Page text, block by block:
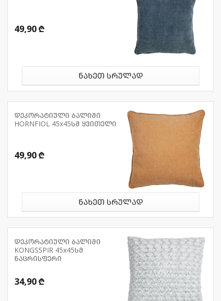
49,90 ₾
ნახეთ სრულად
დეკორატიული ბალიში
HORNFIOL 45x45სმ ყვითელი
49,90 ₾
ნახეთ სრულად
დეკორატიული ბალიში
KONGSSPIR 45x45სმ
ნაცრისფერი
34,90 ₾